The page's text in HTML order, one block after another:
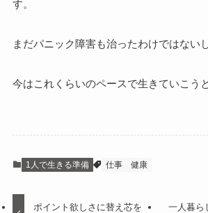
す。
まだパニック障害も治ったわけではないし
今はこれくらいのペースで生きていこう
1人で生きる準備 仕事 健康
ポイント欲しさに替え芯を
一人暮ら